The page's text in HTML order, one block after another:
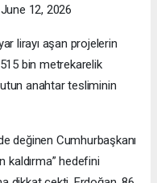
12, 2026
lirayı aşan projelerin
bin metrekarelik
anahtar tesliminin
değinen Cumhurbaşkanı
kaldırma” hedefini